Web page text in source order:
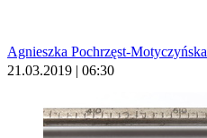
Agnieszka Pochrzęst-Motyczyńska
21.03.2019 | 06:30